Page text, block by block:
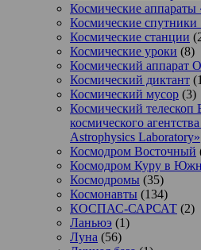
Космические аппараты
Космические спутники
Космические станции
Космические уроки (8)
Космический аппарат
Космический диктант
Космический мусор (3)
Космический телескоп
космического
Astrophysics Laboratory»
Космодром Восточный
Космодром Куру в
Космодромы (35)
Космонавты (134)
КОСПАС-САРСАТ (2)
Ланьюэ (1)
Луна (56)